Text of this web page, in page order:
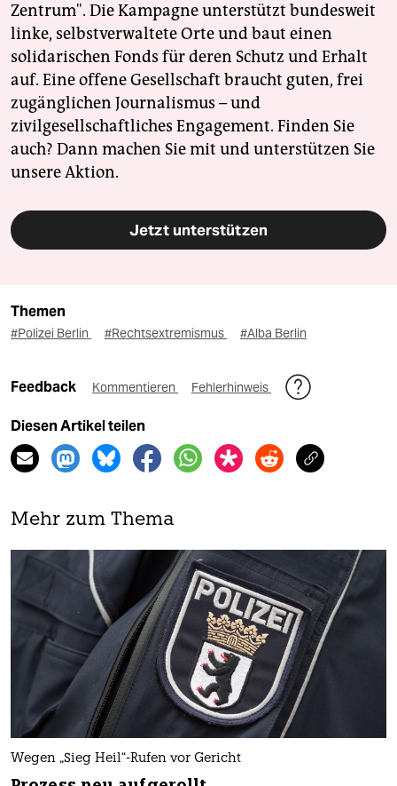
Zentrum". Die Kampagne unterstützt bundesweit
linke, selbstverwaltete Orte und baut einen
solidarischen Fonds für deren Schutz und Erhalt
auf. Eine offene Gesellschaft braucht guten, frei
zugänglichen Journalismus – und
zivilgesellschaftliches Engagement. Finden Sie
auch? Dann machen Sie mit und unterstützen Sie
unsere Aktion.
Jetzt unterstützen
Themen
#Polizei Berlin #Rechtsextremismus #Alba Berlin
Feedback Kommentieren Fehlerhinweis
Diesen Artikel teilen
Mehr zum Thema
Wegen „Sieg Heil“-Rufen vor Gericht